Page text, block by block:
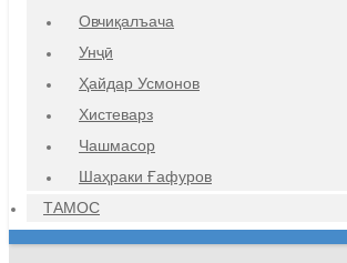
Овчиқалъача
Унҷӣ
Ҳайдар Усмонов
Хистеварз
Чашмасор
Шаҳраки Ғафуров
ТАМОС